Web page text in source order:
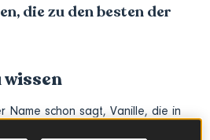
die zu den besten der
Name schon sagt, Vanille, die in